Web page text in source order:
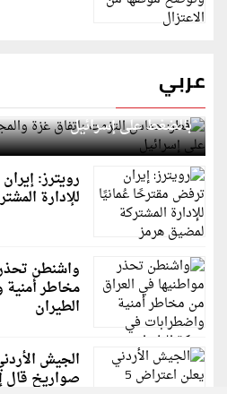
عربي
قطر: حماس التزمت باتفاق غزة
بالضغط على إسرائيل
رويترز:
للإدارة
واشنطن
مخاطر
الطيران
صواريخ قال